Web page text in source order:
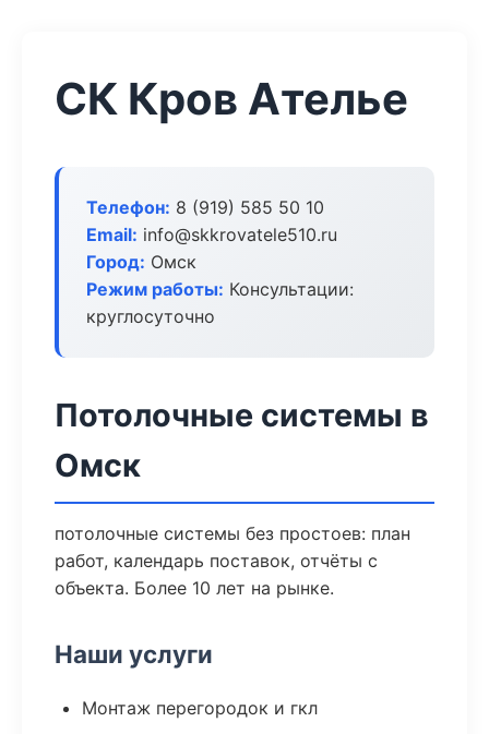
СК Кров Ателье
Телефон: 8 (919) 585 50 10
Email: info@skkrovatele510.ru
Город: Омск
Режим работы: Консультации:
круглосуточно
Потолочные системы в
Омск
потолочные системы без простоев: план
работ, календарь поставок, отчёты с
объекта. Более 10 лет на рынке.
Наши услуги
Монтаж перегородок и гкл